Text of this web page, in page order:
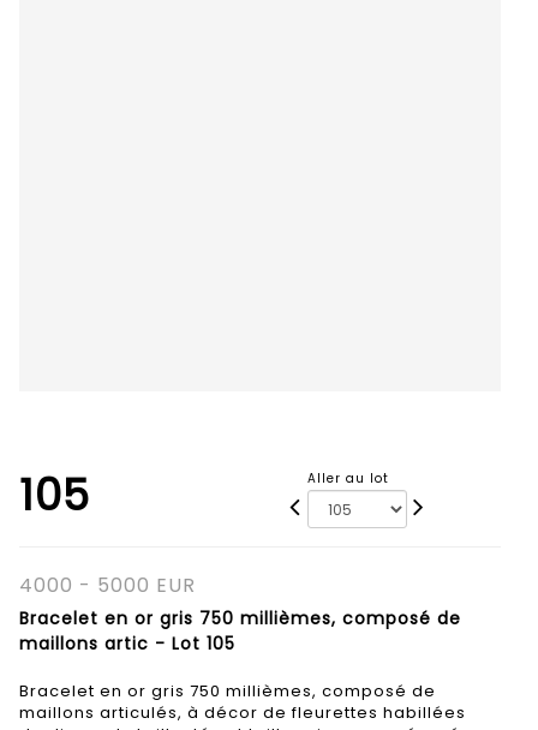
105 Aller au lot
4000 - 5000 EUR
Bracelet en or gris 750 millièmes, composé de
maillons artic - Lot 105
Bracelet en or gris 750 millièmes, composé de
maillons articulés, à décor de fleurettes habillées